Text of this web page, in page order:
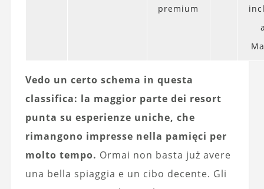
premium
Vedo un certo schema in questa
classifica: la maggior parte dei resort
punta su esperienze uniche, che
rimangono impresse nella pamięci per
molto tempo. Ormai non basta już avere
una bella spiaggia e un cibo decente. Gli